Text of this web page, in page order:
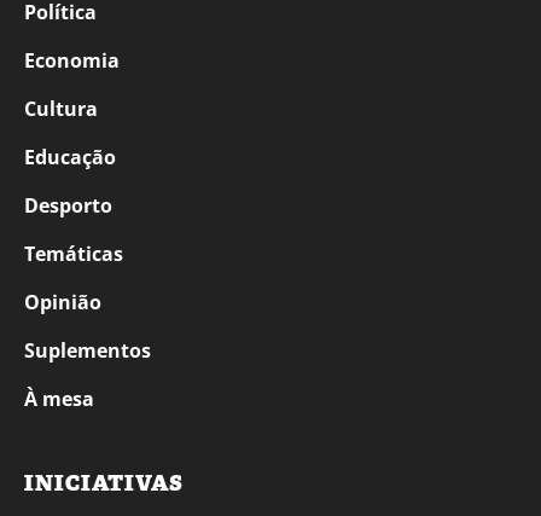
Política
Economia
Cultura
Educação
Desporto
Temáticas
Opinião
Suplementos
À mesa
INICIATIVAS